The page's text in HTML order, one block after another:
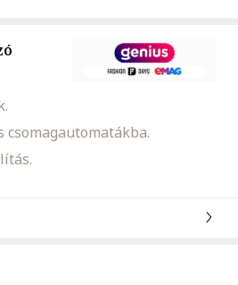
csomagautomatákba.